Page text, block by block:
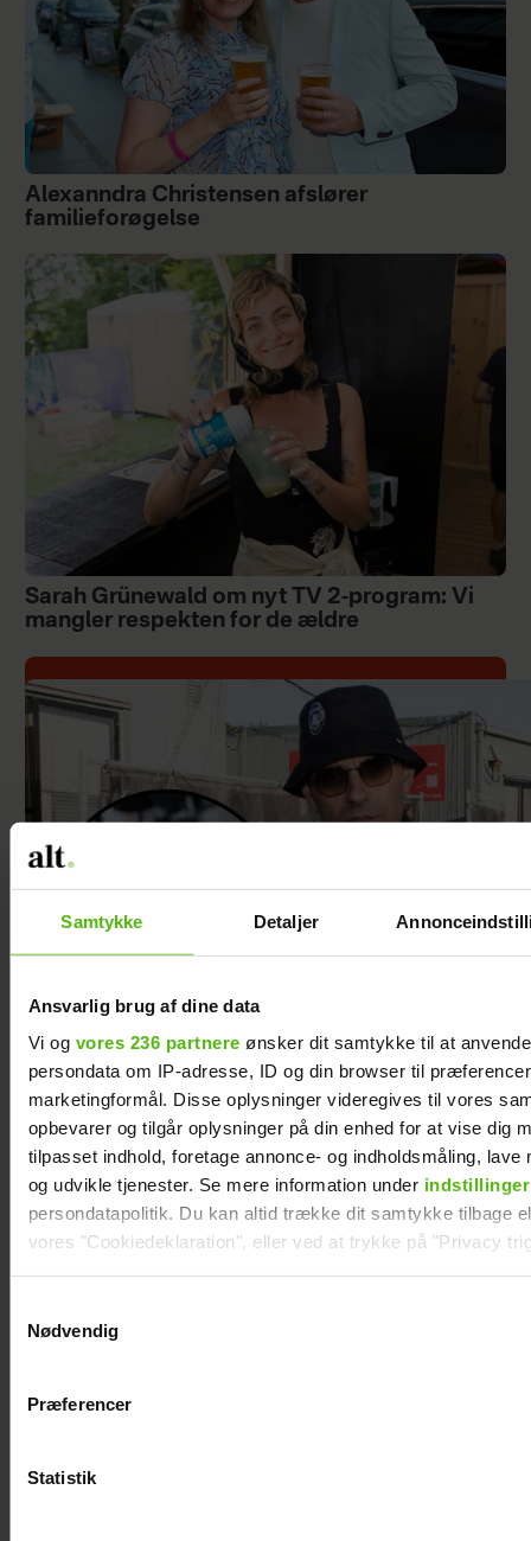
Samtykke Detaljer
Ansvarlig brug af dine data
Vi og vores 236 partnere ønsker dit samtykke til at
persondata om IP-adresse, ID og din browser til
marketingformål. Disse oplysninger videregives til vores
opbevarer og tilgår oplysninger på din enhed for at vise dig
tilpasset indhold, foretage annonce- og indholdsmåling, lave
og udvikle tjenester. Se mere information under indstillinger
persondatapolitik. Du kan altid trække dit samtykke tilbage
vores "Cookiedeklaration", eller ved at trykke på "Privacy
Vi anvender egne cookies og cookies fra tredjeparter til at
generere statistik og huske dine præferencer samt til brug
Nødvendig
Præferencer
Statistik
Alexanndra Christensen afslører
familieforøgelse
Sarah Grünewald om nyt TV 2-program: Vi
mangler respekten for de ældre
Se videoen: Simon
Kvamm overrasker
med særlig gæst på
scenen